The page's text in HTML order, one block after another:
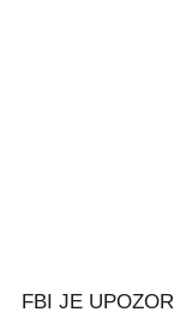
FBI JE